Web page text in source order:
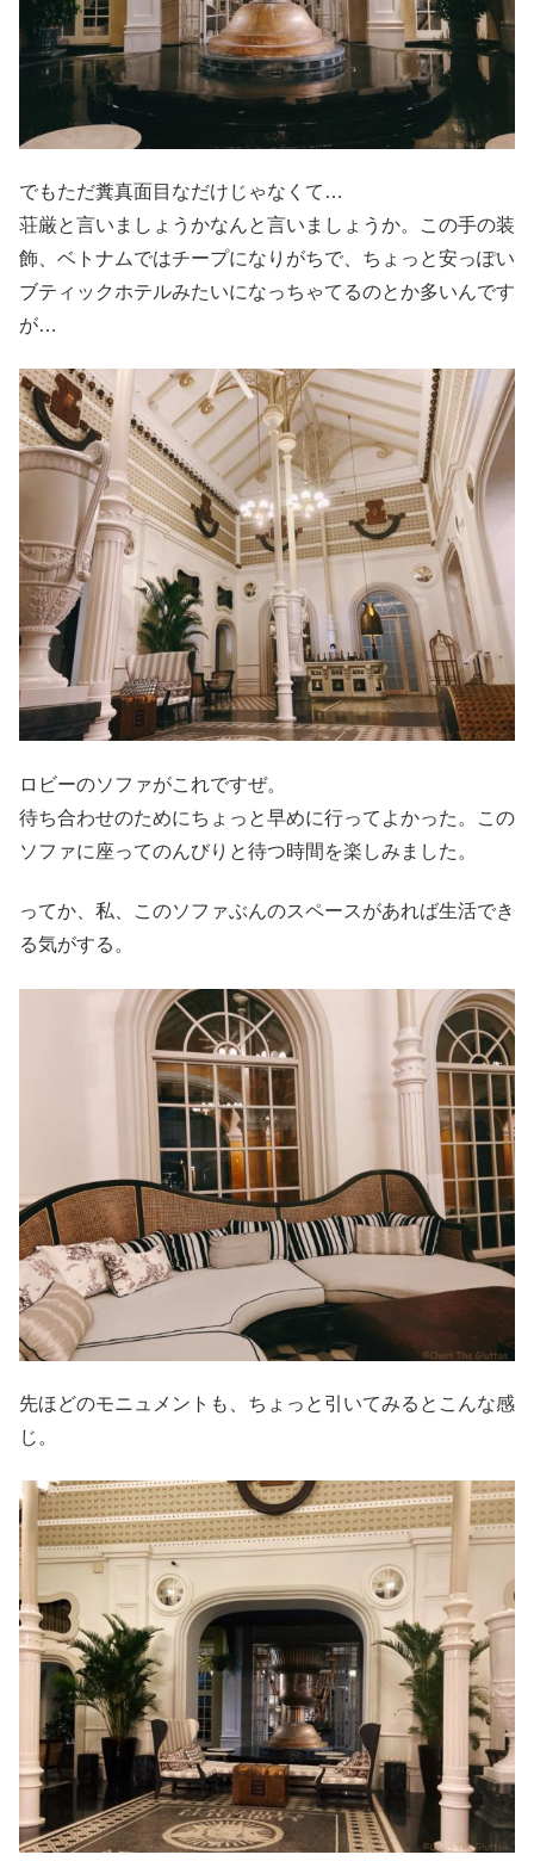
でもただ糞真面目なだけじゃなくて…
荘厳と言いましょうかなんと言いましょうか。この手の装
飾、ベトナムではチープになりがちで、ちょっと安っぽい
ブティックホテルみたいになっちゃてるのとか多いんです
が…
ロビーのソファがこれですぜ。
待ち合わせのためにちょっと早めに行ってよかった。この
ソファに座ってのんびりと待つ時間を楽しみました。
ってか、私、このソファぶんのスペースがあれば生活でき
る気がする。
先ほどのモニュメントも、ちょっと引いてみるとこんな感
じ。